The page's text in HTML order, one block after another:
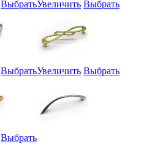
ВыбратьУвеличить Выбрать
ВыбратьУвеличить Выбрать
Выбрать